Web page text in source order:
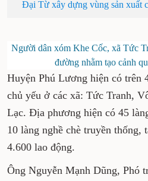
Người dân xóm Khe Cốc, xã Tức
đường nhằm tạo cảnh
Huyện Phú Lương hiện có trên
chủ yếu ở các xã: Tức Tranh,
Lạc. Địa phương hiện có 45
10 làng nghề chè truyền thống,
4.600 lao động.